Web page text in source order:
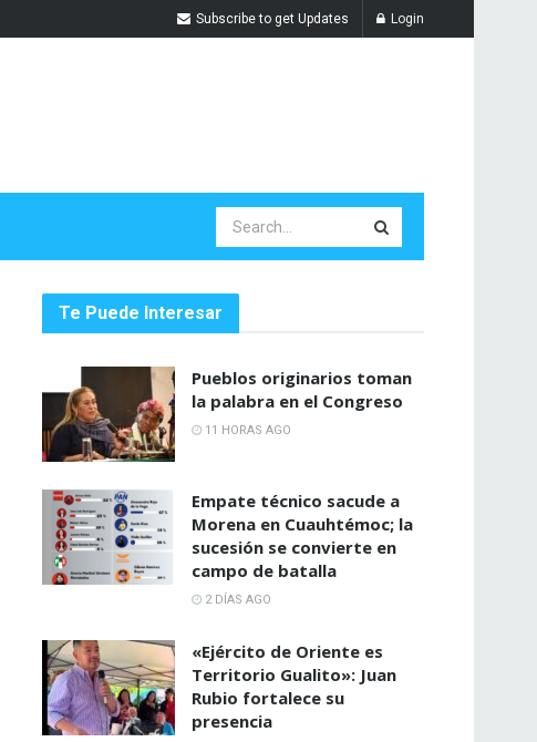
Subscribe to get Updates Login
Te Puede Interesar
Pueblos originarios toman
la palabra en el Congreso
11 HORAS AGO
Empate técnico sacude a
Morena en Cuauhtémoc; la
sucesión se convierte en
campo de batalla
2 DÍAS AGO
«Ejército de Oriente es
Territorio Gualito»: Juan
Rubio fortalece su
presencia